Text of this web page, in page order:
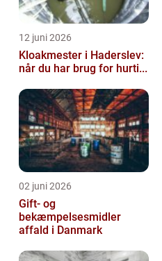
12 juni 2026
Kloakmester i Haderslev:
når du har brug for hurti...
02 juni 2026
Gift- og
bekæmpelsesmidler
affald i Danmark